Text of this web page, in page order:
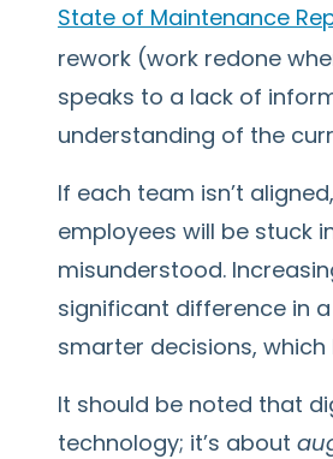
State of Maintenance
rework (work redone
speaks to a lack of
understanding of the
If each team isn’t
employees will be stuck
misunderstood.
significant difference in
smarter decisions,
It should be noted that
technology; it’s about